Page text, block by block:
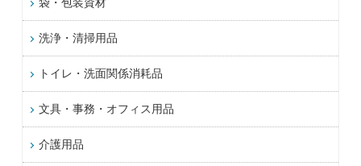
洗浄・清掃用品
トイレ・洗面関係消耗品
文具・事務・オフィス用品
介護用品